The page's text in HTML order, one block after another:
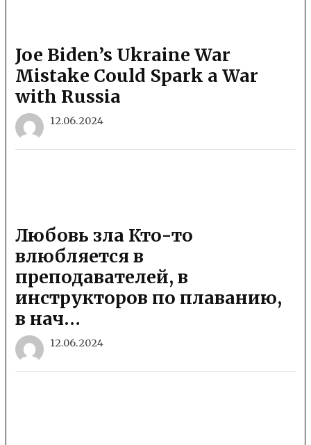
Joe Biden’s Ukraine War
Mistake Could Spark a War
with Russia
12.06.2024
​​Любовь зла Кто-то
влюбляется в
преподавателей, в
инструкторов по плаванию,
в нач…
12.06.2024